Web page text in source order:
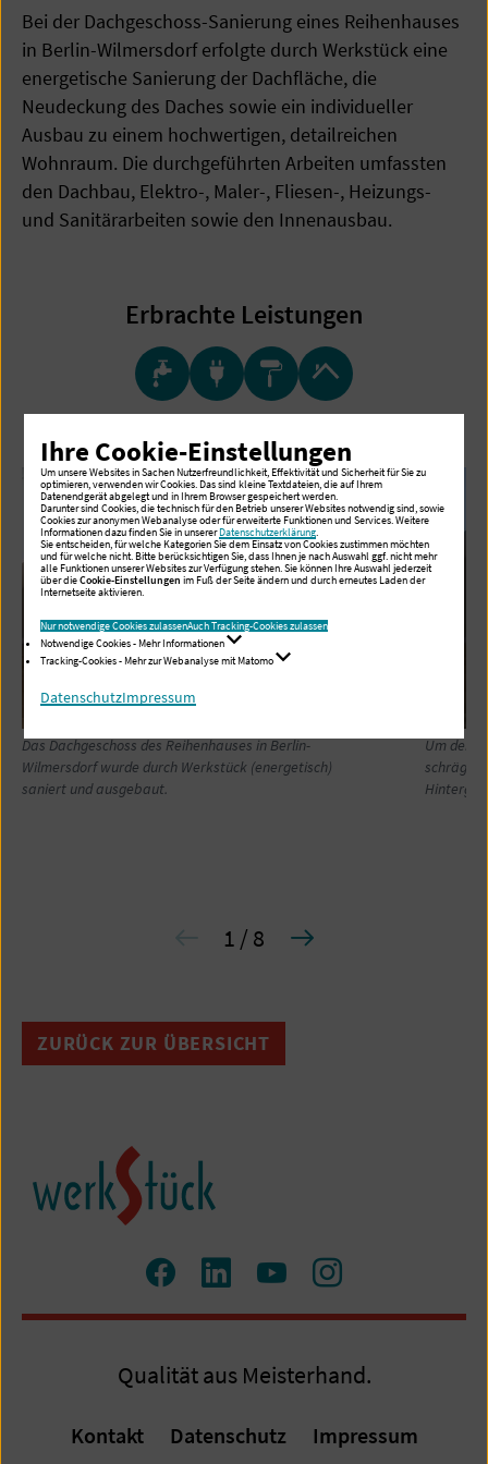
Bei der Dachgeschoss-Sanierung eines Reihenhauses
in Berlin-Wilmersdorf erfolgte durch Werkstück eine
energetische Sanierung der Dachfläche, die
Neudeckung des Daches sowie ein individueller
Ausbau zu einem hochwertigen, detailreichen
Wohnraum. Die durchgeführten Arbeiten umfassten
den Dachbau, Elektro-, Maler-, Fliesen-, Heizungs-
und Sanitärarbeiten sowie den Innenausbau.
Erbrachte Leistungen
Das Dachgeschoss des Reihenhauses in Berlin-
Wilmersdorf wurde durch Werkstück (energetisch)
saniert und ausgebaut.
Um den
schrägen
1 / 8
ZURÜCK ZUR ÜBERSICHT
Zum
Facebook
Zum
LinkedIn
Zum
YouTube
Zum
Instagram
Qualität aus Meisterhand.
Kontakt Datenschutz Impressum
Ihre Cookie-Einstellungen
Um unsere Websites in Sachen Nutzerfreundlichkeit, Effektivität und Sicherheit für Sie zu
optimieren, verwenden wir Cookies. Das sind kleine Textdateien, die auf Ihrem
Datenendgerät abgelegt und in Ihrem Browser gespeichert werden.
Darunter sind Cookies, die technisch für den Betrieb unserer Websites notwendig sind, sowie
Cookies zur anonymen Webanalyse oder für erweiterte Funktionen und Services. Weitere
Informationen dazu finden Sie in unsererDatenschutzerklärung.
Sie entscheiden, für welche Kategorien Sie dem Einsatz von Cookies zustimmen möchten
und für welche nicht. Bitte berücksichtigen Sie, dass Ihnen je nach Auswahl ggf. nicht mehr
alle Funktionen unserer Websites zur Verfügung stehen. Sie können Ihre Auswahl jederzeit
über dieCookie-Einstellungen im Fuß der Seite ändern und durch erneutes Laden der
Internetseite aktivieren.
Nur notwendige Cookies zulassenAuch Tracking-Cookies zulassen
Notwendige Cookies - Mehr Informationen
Tracking-Cookies - Mehr zur Webanalyse mit Matomo
DatenschutzImpressum